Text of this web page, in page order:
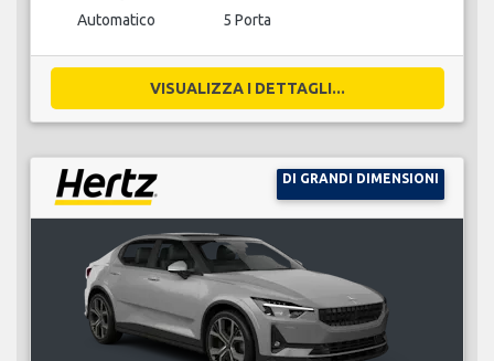
Automatico 5 Porta
VISUALIZZA I DETTAGLI...
DI GRANDI DIMENSIONI